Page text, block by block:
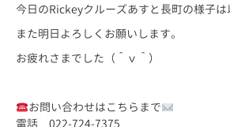
今日のRickeyクルーズあすと長町の様子は
また明日よろしくお願いします。
お疲れさまでした（＾ｖ＾）
お問い合わせはこちらまで
電話 022-724-7375